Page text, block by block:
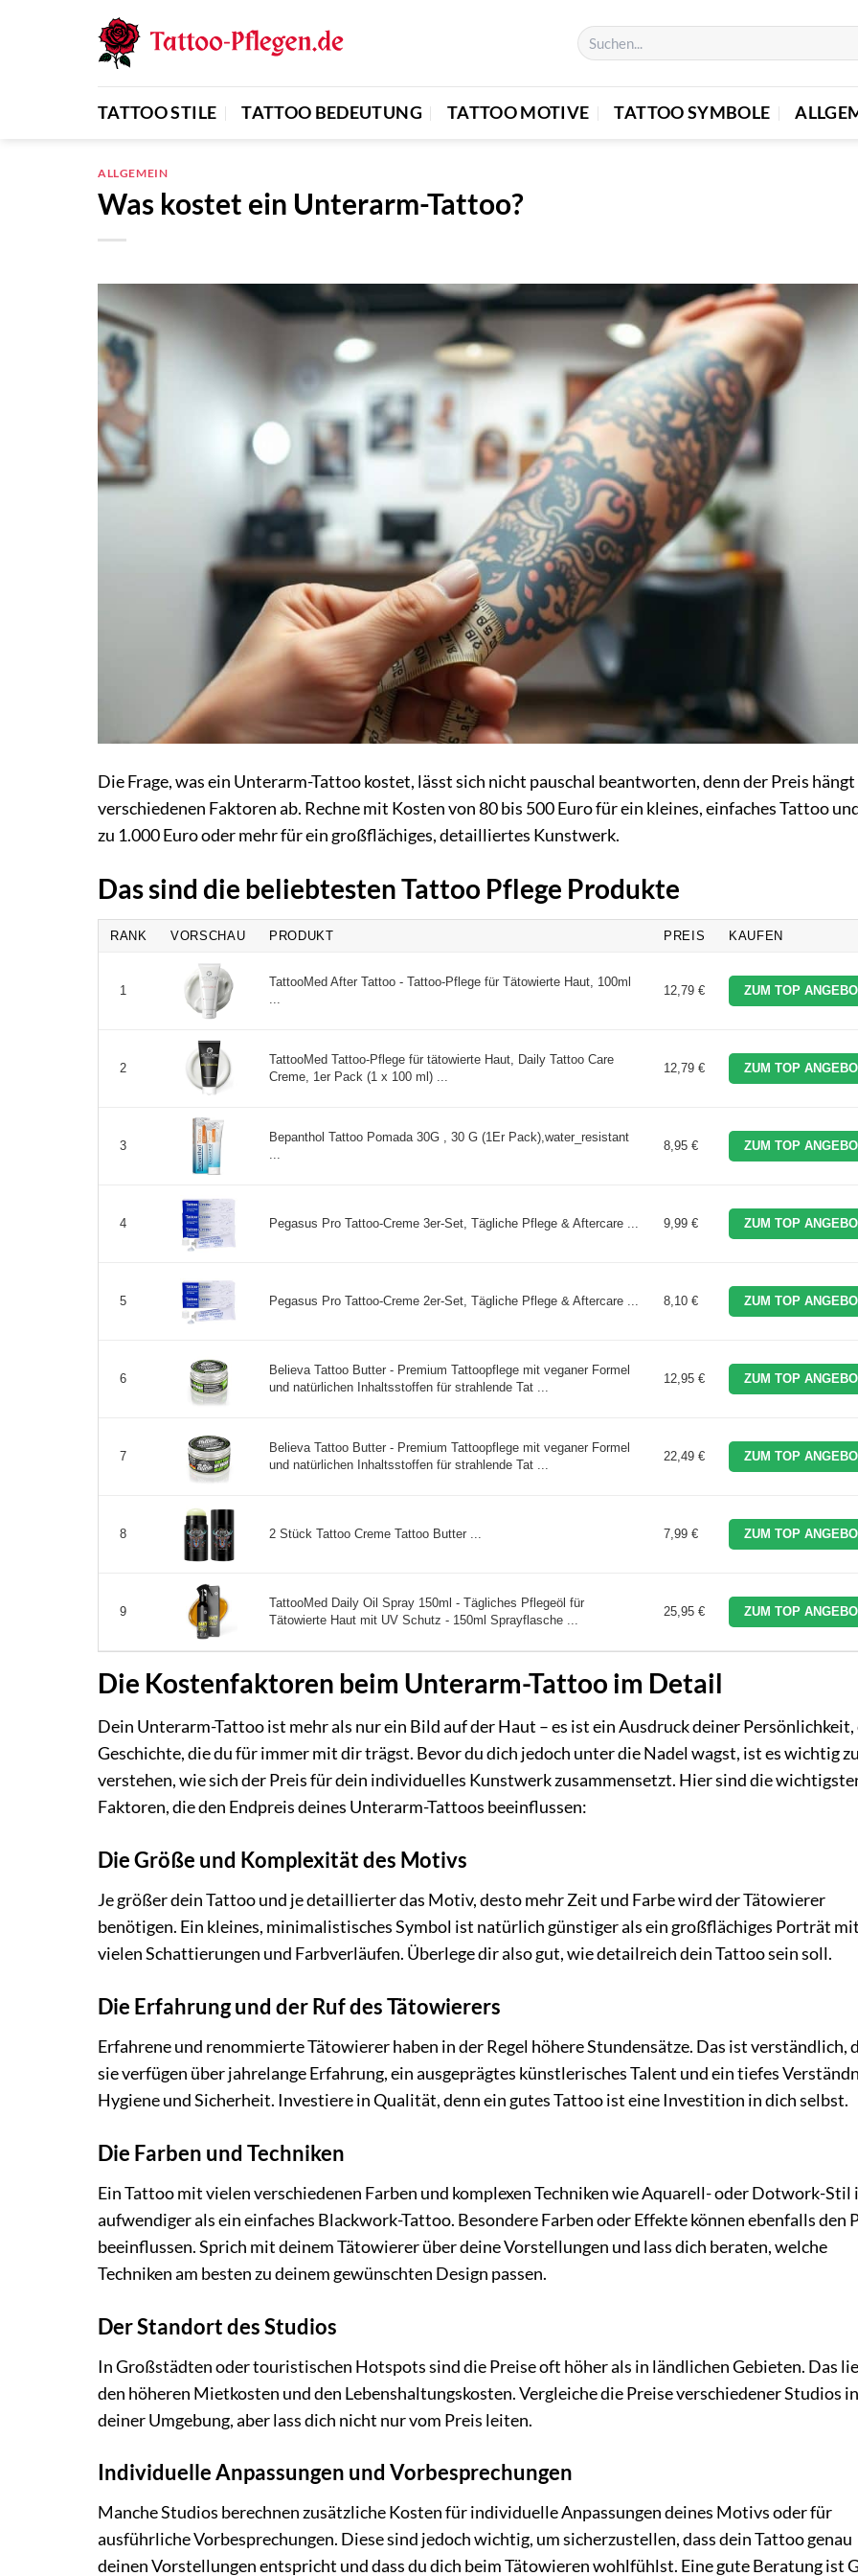
TATTOO STILE TATTOO BEDEUTUNG TATTOO MOTIVE TATTOO SYMBOLE
ALLGEMEIN
Was kostet ein Unterarm-Tattoo?
Die Frage, was ein Unterarm-Tattoo kostet, lässt sich nicht pauschal beantworten, denn der Preis hängt
verschiedenen Faktoren ab. Rechne mit Kosten von 80 bis 500 Euro für ein kleines, einfaches Tattoo
zu 1.000 Euro oder mehr für ein großflächiges, detailliertes Kunstwerk.
Das sind die beliebtesten Tattoo Pflege Produkte
RANK VORSCHAU PRODUKT PREIS KAUFEN
1
TattooMed After Tattoo - Tattoo-Pflege für Tätowierte Haut, 100ml
12,79 € ZUM TOP
2
TattooMed Tattoo-Pflege für tätowierte Haut, Daily Tattoo Care
Creme, 1er Pack (1 x 100 ml) ...
12,79 € ZUM TOP
3
Bepanthol Tattoo Pomada 30G , 30 G (1Er Pack),water_resistant
8,95 € ZUM TOP
4 Pegasus Pro Tattoo-Creme 3er-Set, Tägliche Pflege & Aftercare ... 9,99 € ZUM TOP
5 Pegasus Pro Tattoo-Creme 2er-Set, Tägliche Pflege & Aftercare ... 8,10 € ZUM TOP
6
Believa Tattoo Butter - Premium Tattoopflege mit veganer Formel
und natürlichen Inhaltsstoffen für strahlende Tat ...
12,95 € ZUM TOP
7
Believa Tattoo Butter - Premium Tattoopflege mit veganer Formel
und natürlichen Inhaltsstoffen für strahlende Tat ...
22,49 € ZUM TOP
8 2 Stück Tattoo Creme Tattoo Butter ... 7,99 € ZUM TOP
9
TattooMed Daily Oil Spray 150ml - Tägliches Pflegeöl für
Tätowierte Haut mit UV Schutz - 150ml Sprayflasche ...
25,95 € ZUM TOP
Die Kostenfaktoren beim Unterarm-Tattoo im Detail
Dein Unterarm-Tattoo ist mehr als nur ein Bild auf der Haut – es ist ein Ausdruck deiner Persönlichkeit,
Geschichte, die du für immer mit dir trägst. Bevor du dich jedoch unter die Nadel wagst, ist es wichtig zu
verstehen, wie sich der Preis für dein individuelles Kunstwerk zusammensetzt. Hier sind die
Faktoren, die den Endpreis deines Unterarm-Tattoos beeinflussen:
Die Größe und Komplexität des Motivs
Je größer dein Tattoo und je detaillierter das Motiv, desto mehr Zeit und Farbe wird der Tätowierer
benötigen. Ein kleines, minimalistisches Symbol ist natürlich günstiger als ein großflächiges Porträt mit
vielen Schattierungen und Farbverläufen. Überlege dir also gut, wie detailreich dein Tattoo sein soll.
Die Erfahrung und der Ruf des Tätowierers
Erfahrene und renommierte Tätowierer haben in der Regel höhere Stundensätze. Das ist verständlich,
sie verfügen über jahrelange Erfahrung, ein ausgeprägtes künstlerisches Talent und ein tiefes
Hygiene und Sicherheit. Investiere in Qualität, denn ein gutes Tattoo ist eine Investition in dich selbst.
Die Farben und Techniken
Ein Tattoo mit vielen verschiedenen Farben und komplexen Techniken wie Aquarell- oder Dotwork-Stil
aufwendiger als ein einfaches Blackwork-Tattoo. Besondere Farben oder Effekte können ebenfalls den
beeinflussen. Sprich mit deinem Tätowierer über deine Vorstellungen und lass dich beraten, welche
Techniken am besten zu deinem gewünschten Design passen.
Der Standort des Studios
In Großstädten oder touristischen Hotspots sind die Preise oft höher als in ländlichen Gebieten. Das
den höheren Mietkosten und den Lebenshaltungskosten. Vergleiche die Preise verschiedener Studios in
deiner Umgebung, aber lass dich nicht nur vom Preis leiten.
Individuelle Anpassungen und Vorbesprechungen
Manche Studios berechnen zusätzliche Kosten für individuelle Anpassungen deines Motivs oder für
ausführliche Vorbesprechungen. Diese sind jedoch wichtig, um sicherzustellen, dass dein Tattoo genau
deinen Vorstellungen entspricht und dass du dich beim Tätowieren wohlfühlst. Eine gute Beratung ist